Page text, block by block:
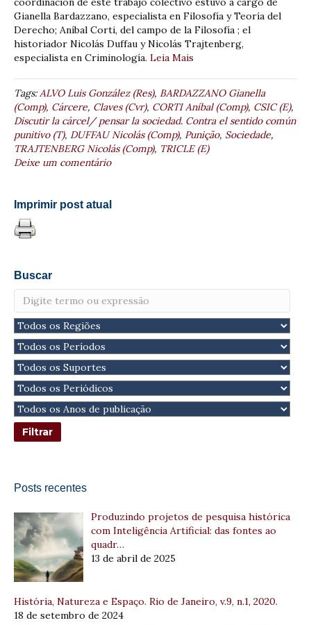
Gianella Bardazzano, especialista en Filosofía y Teoría del
Derecho; Aníbal Corti, del campo de la Filosofía ; el
historiador Nicolás Duffau y Nicolás Trajtenberg,
especialista en Criminología. Leia Mais
Tags:ALVO Luis González (Res), BARDAZZANO Gianella
(Comp), Cárcere, Claves (Cvr), CORTI Aníbal (Comp), CSIC (E),
Discutir la cárcel/ pensar la sociedad. Contra el sentido común
punitivo (T), DUFFAU Nicolás (Comp), Punição, Sociedade,
TRAJTENBERG Nicolás (Comp), TRICLE (E)
Deixe um comentário
Imprimir post atual
Buscar
Posts recentes
Produzindo projetos de pesquisa histórica
com Inteligência Artificial: das fontes ao
quadr…
13 de abril de 2025
História, Natureza e Espaço. Rio de Janeiro, v.9, n.1, 2020.
18 de setembro de 2024